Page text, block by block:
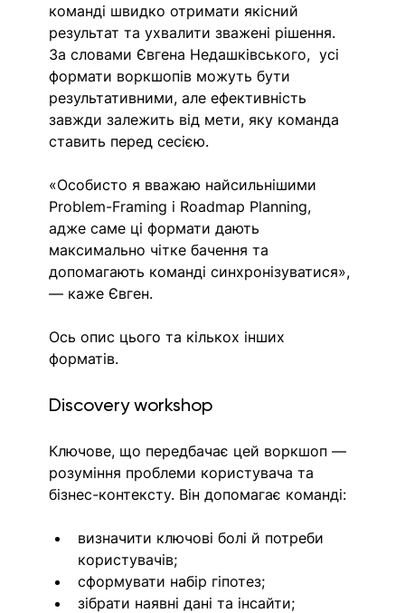
команді швидко отримати якісний
результат та ухвалити зважені рішення.
За словами Євгена Недашківського,  усі
формати воркшопів можуть бути
результативними, але ефективність
завжди залежить від мети, яку команда
ставить перед сесією.
«Особисто я вважаю найсильнішими
Problem-Framing і Roadmap Planning,
адже саме ці формати дають
максимально чітке бачення та
допомагають команді синхронізуватися»,
— каже Євген.
Ось опис цього та кількох інших
форматів.
Discovery workshop
Ключове, що передбачає цей воркшоп —
розуміння проблеми користувача та
бізнес-контексту. Він допомагає команді:
визначити ключові болі й потреби
користувачів;
сформувати набір гіпотез;
зібрати наявні дані та інсайти;